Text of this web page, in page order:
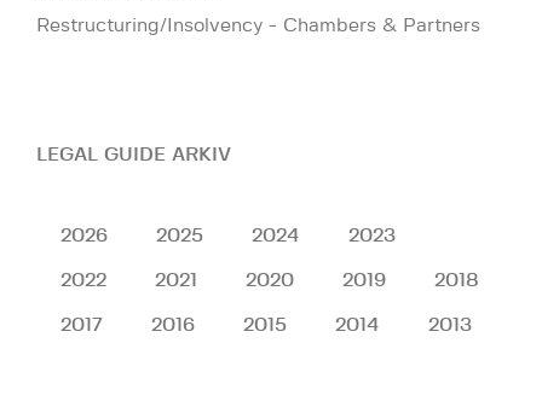
Restructuring/Insolvency - Chambers & Partners
LEGAL GUIDE ARKIV
2026 2025 2024 2023
2022 2021 2020 2019 2018
2017 2016 2015 2014 2013